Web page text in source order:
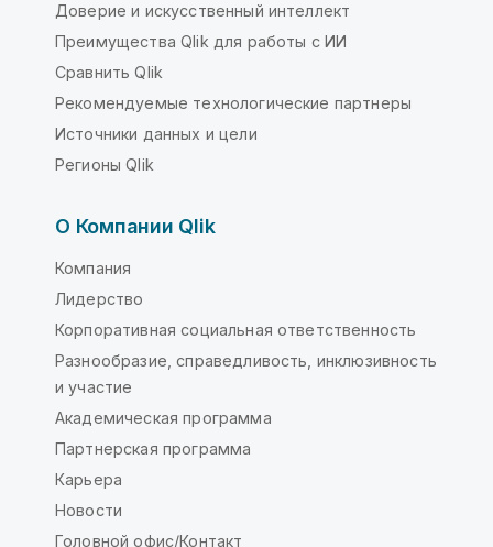
Доверие и искусственный интеллект
Преимущества Qlik для работы с ИИ
Сравнить Qlik
Рекомендуемые технологические партнеры
Источники данных и цели
Регионы Qlik
О Компании Qlik
Компания
Лидерство
Корпоративная социальная ответственность
Разнообразие, справедливость, инклюзивность
и участие
Академическая программа
Партнерская программа
Карьера
Новости
Головной офис/Контакт